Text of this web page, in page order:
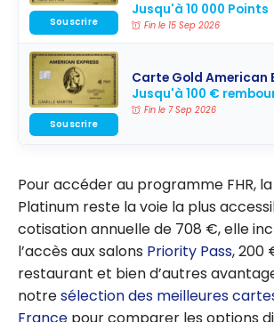
Jusqu'à 10 000 Points
Fin le 15 Sep 2026
Souscrire
Carte Gold American
Jusqu'à 100 €
Fin le 7 Sep 2026
Souscrire
Pour accéder au programme FHR,
Platinum reste la voie la plus
cotisation annuelle de 708 €, elle
l’accès aux salons Priority Pass, 200
restaurant et bien d’autres
notresélection des meilleures